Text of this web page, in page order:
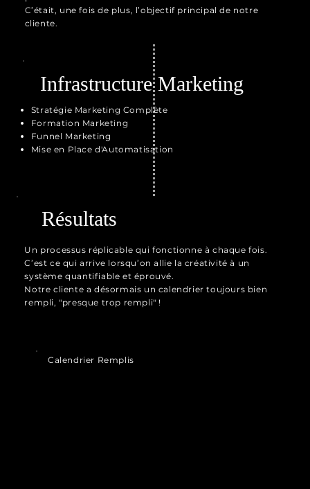
C’était, une fois de plus, l’objectif principal de notre
cliente.
Infrastructure Marketing
Stratégie Marketing Complète
Formation Marketing
Funnel Marketing
Mise en Place d'Automatisation
Résultats
Un processus réplicable qui fonctionne à chaque fois.
C’est ce qui arrive lorsqu’on allie la créativité à un
système quantifiable et éprouvé.
Notre cliente a désormais un calendrier toujours bien
rempli, "presque trop rempli" !
Calendrier Remplis